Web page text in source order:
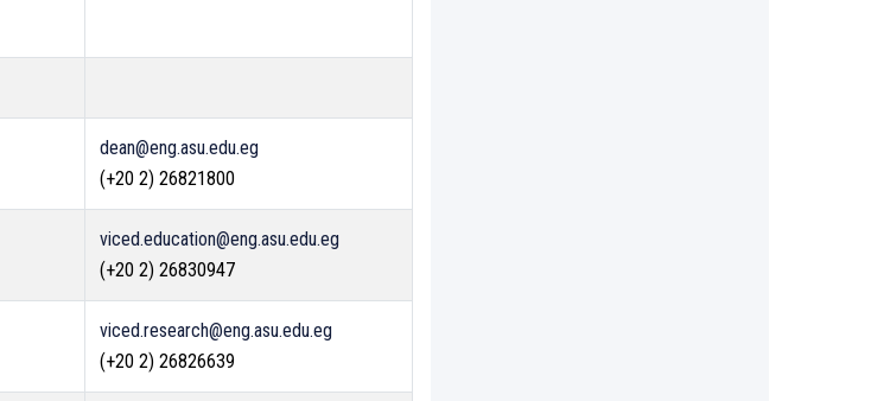
dean@eng.asu.edu.eg
(+20 2) 26821800
viced.education@eng.asu.edu.eg
(+20 2) 26830947
viced.research@eng.asu.edu.eg
(+20 2) 26826639